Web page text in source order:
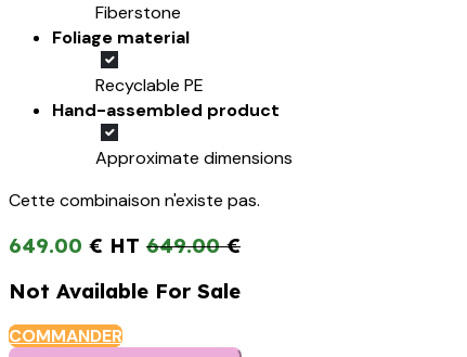
Fiberstone
Foliage material
Recyclable PE
Hand-assembled product
Approximate dimensions
Cette combinaison n'existe pas.
649.00 € 649.00€
Not Available For Sale
COMMANDER